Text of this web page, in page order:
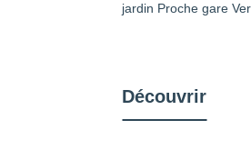
jardin Proche gare
Découvrir